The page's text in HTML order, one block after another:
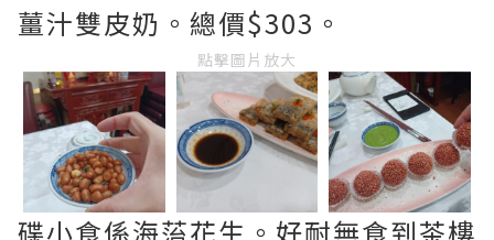
薑汁雙皮奶。總價$303。
點擊圖片放大
碟小食係海菭花生。好耐無食到茶樓